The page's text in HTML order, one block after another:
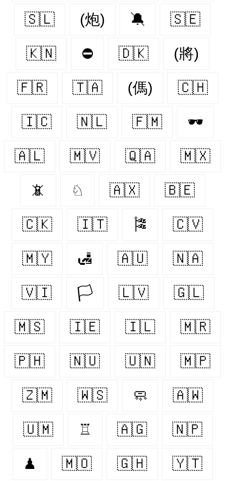
🇸🇱 (炮) 🔕 🇸🇪
🇰🇳 ⛔ 🇩🇰 (將)
🇫🇷 🇹🇦 (傌) 🇨🇭
🇮🇨 🇳🇱 🇫🇲 🕶
🇦🇱 🇲🇻 🇶🇦 🇲🇽
📵 ♘ 🇦🇽 🇧🇪
🇨🇰 🇮🇹 🎏 🇨🇻
🇲🇾 🛃 🇦🇺 🇳🇦
🇻🇮 🏳️ 🇱🇻 🇬🇱
🇲🇸 🇮🇪 🇮🇱 🇲🇷
🇵🇭 🇳🇺 🇺🇳 🇲🇵
🇿🇲 🇼🇸 🧼 🇦🇼
🇺🇲 ♖ 🇦🇬 🇳🇵
♟ 🇲🇴 🇬🇭 🇾🇹